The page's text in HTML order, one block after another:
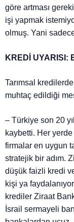
göre artması
işi yapmak
olmuş. Yani
KREDİ UYARISI:
Tarımsal
muhtaç edildiği
– Türkiye son 20
kaybetti. Her
firmalar en uygun
stratejik bir adım.
düşük faizli kredi
kişi ya
krediler Ziraat
İsrail sermayeli